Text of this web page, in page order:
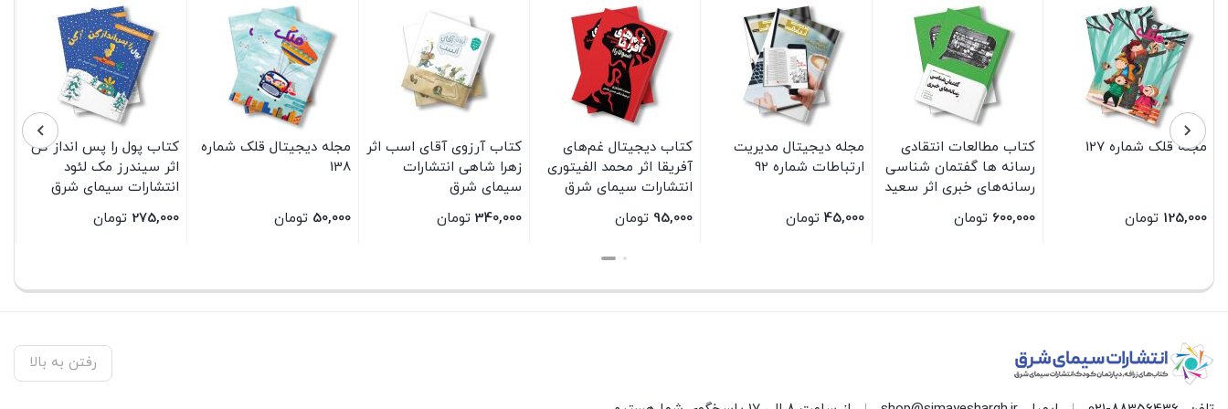
مجله قلک شماره 127
125,000 تومان
کتاب مطالعات انتقادی
رسانه ها گفتمان شناسی
رسانه‌های خبری اثر سعید
سیمای شرق
600,000 تومان
مجله دیجیتال مدیریت
ارتباطات شماره 92
45,000 تومان
کتاب دیجیتال غم‌های
آفریقا اثر محمد الفیتوری
انتشارات سیمای شرق
95,000 تومان
کتاب آرزوی آقای اسب اثر
زهرا شاهی انتشارات
سیمای شرق
340,000 تومان
مجله دیجیتال قلک شماره
138
50,000 تومان
کتاب پول را پس انداز کن
اثر سیندرز مک لئود
انتشارات سیمای شرق
275,000 تومان
رفتن به بالا